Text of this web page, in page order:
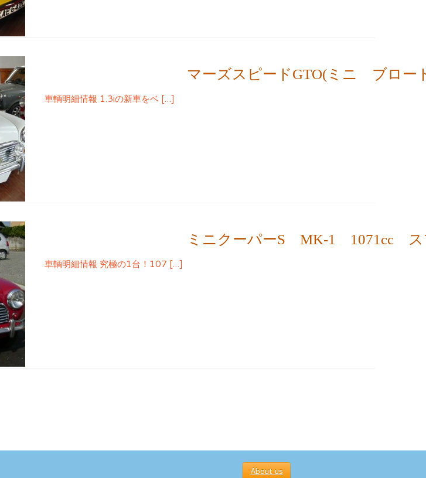
マーズスピードGTO(ミニ ブロー
車輌明細情報 1.3iの新車をベ […]
ミニクーパーS MK-1 1071cc ス
車輌明細情報 究極の1台！107 […]
About us